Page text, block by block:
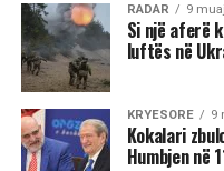
RADAR 9
Si një aferë
luftës në
KRYESORE 9
Kokalari
Humbjen në